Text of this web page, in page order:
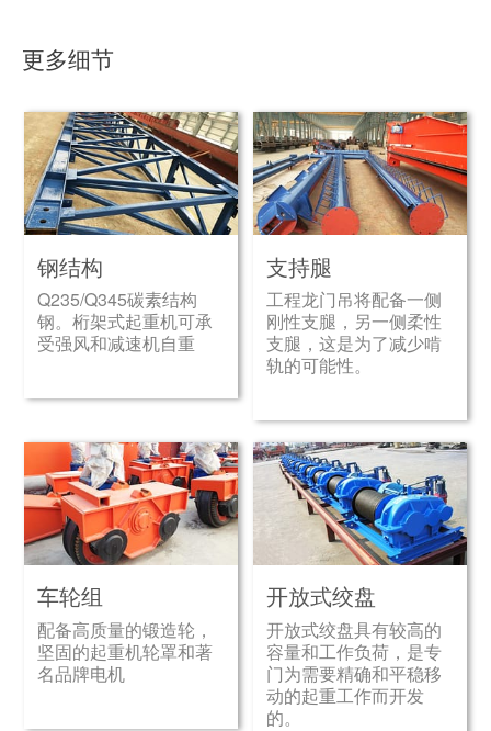
更多细节
钢结构
Q235/Q345碳素结构
钢。桁架式起重机可承
受强风和减速机自重
支持腿
工程龙门吊将配备一侧
刚性支腿，另一侧柔性
支腿，这是为了减少啃
轨的可能性。
车轮组
配备高质量的锻造轮，
坚固的起重机轮罩和著
名品牌电机
开放式绞盘
开放式绞盘具有较高的
容量和工作负荷，是专
门为需要精确和平稳移
动的起重工作而开发
的。